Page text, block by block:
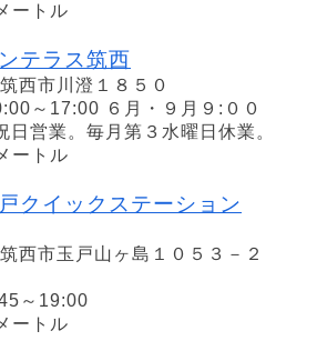
ートル
テラス筑西
西市川澄１８５０
～17:00 ６月・９月９:００
日営業。毎月第３水曜日休業。
ートル
クイックステーション
西市玉戸山ヶ島１０５３－２
～19:00
ートル